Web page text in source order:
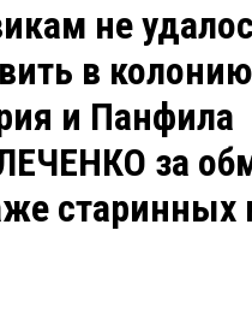
КОМПАНИЙ Блоги
Архив
не
в колонию
и Панфила
за
старинных